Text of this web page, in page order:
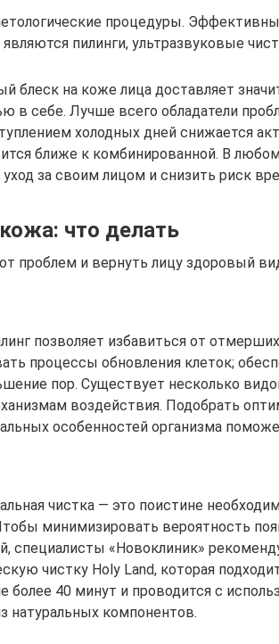
процедуры.
пилинги, ультразвуковые
блеск на коже лица доставляет
в себе. Лучше всего обладатели
холодных дней снижается
ближе к комбинированной. В
за своим лицом и снизить риск
что делать
проблем и вернуть лицу здоровый
позволяет избавиться от
процессы обновления клеток;
пор. Существует несколько
воздействия. Подобрать
особенностей организма
чистка — это поистине
минимизировать вероятность
специалисты «Новоклиник»
чистку Holy Land, которая
более 40 минут и проводится с
натуральных компонентов.